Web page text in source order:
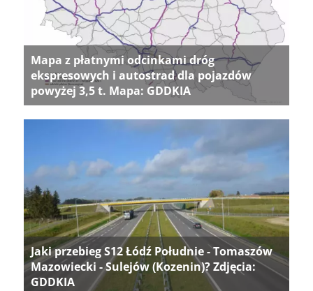
Mapa z płatnymi odcinkami dróg
ekspresowych i autostrad dla pojazdów
powyżej 3,5 t. Mapa: GDDKIA
Jaki przebieg S12 Łódź Południe - Tomaszów
Mazowiecki - Sulejów (Kozenin)? Zdjęcia:
GDDKIA